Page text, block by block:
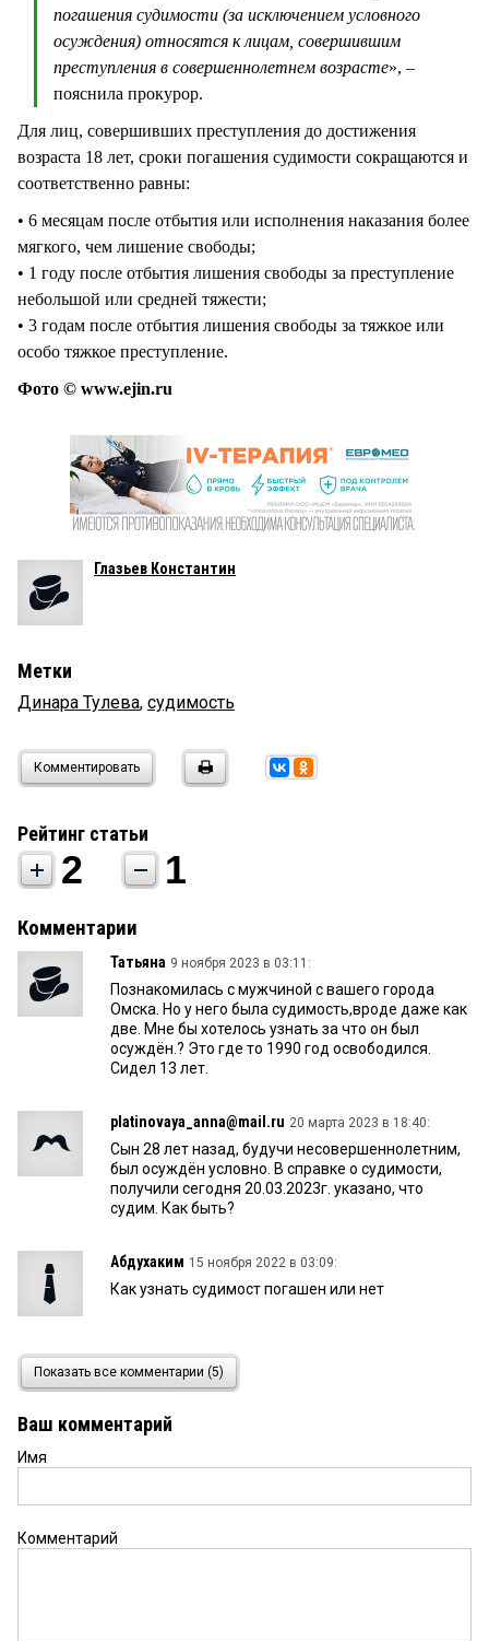
погашения судимости (за исключением условного
осуждения) относятся к лицам, совершившим
преступления в совершеннолетнем возрасте», –
пояснила прокурор.
Для лиц, совершивших преступления до достижения
возраста 18 лет, сроки погашения судимости сокращаются и
соответственно равны:
• 6 месяцам после отбытия или исполнения наказания более
мягкого, чем лишение свободы;
• 1 году после отбытия лишения свободы за преступление
небольшой или средней тяжести;
• 3 годам после отбытия лишения свободы за тяжкое или
особо тяжкое преступление.
Фото © www.ejin.ru
Глазьев Константин
Метки
Динара Тулева, судимость
Комментировать
Рейтинг статьи
2 1
Комментарии
Татьяна 9 ноября 2023 в 03:11:
Познакомилась с мужчиной с вашего города
Омска. Но у него была судимость,вроде даже как
две. Мне бы хотелось узнать за что он был
осуждён.? Это где то 1990 год освободился.
Сидел 13 лет.
platinovaya_anna@mail.ru 20 марта 2023 в 18:40:
Сын 28 лет назад, будучи несовершеннолетним,
был осуждён условно. В справке о судимости,
получили сегодня 20.03.2023г. указано, что
судим. Как быть?
Абдухаким 15 ноября 2022 в 03:09:
Как узнать судимост погашен или нет
Константин 6 ноября 2022 в 11:30:
Судимость
Василий 29 мая 2022 в 01:42:
искреннем уважением к вам обращаюсь.
Показать все комментарии (5)
Ваш комментарий
Имя
Комментарий